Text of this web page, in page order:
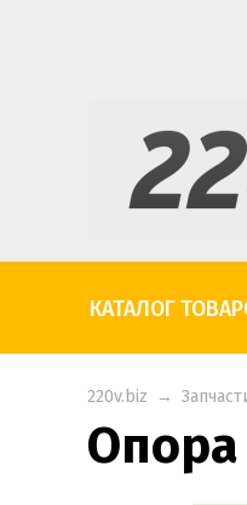
КАТАЛОГ
220v.biz →
Опора